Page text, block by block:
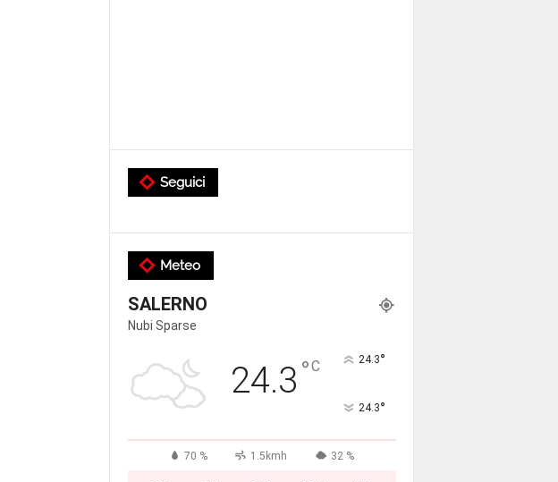
Seguici
Meteo
SALERNO
Nubi Sparse
24.3 °C 24.3°
24.3°
70 % 1.5kmh 32 %